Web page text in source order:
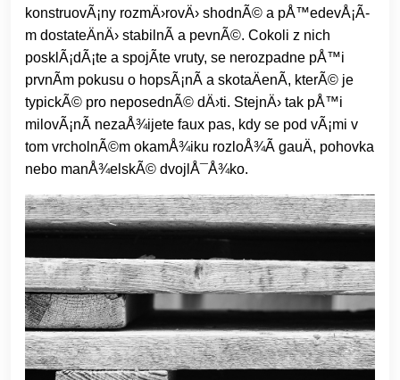
konstruovÃ¡ny rozmÄ›rovÄ› shodnÃ© a pÅ™edevÅ¡Ã­
m dostateÄnÄ› stabilnÃ­ a pevnÃ©. Cokoli z nich
posklÃ¡dÃ¡te a spojÃ­te vruty, se nerozpadne pÅ™i
prvnÃ­m pokusu o hopsÃ¡nÃ­ a skotaÄenÃ­, kterÃ© je
typickÃ© pro neposednÃ© dÄ›ti. StejnÄ› tak pÅ™i
milovÃ¡nÃ­ nezaÅ¾ijete faux pas, kdy se pod vÃ¡mi v
tom vrcholnÃ©m okamÅ¾iku rozloÅ¾Ã­ gauÄ, pohovka
nebo manÅ¾elskÃ© dvojlÅ¯Å¾ko.